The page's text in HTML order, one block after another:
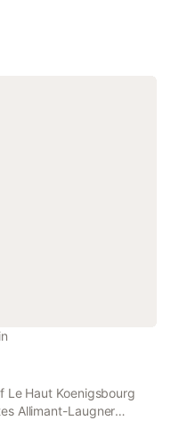
well as 26 km from
Le Haut Koenigsbourg
Allimant-Laugner